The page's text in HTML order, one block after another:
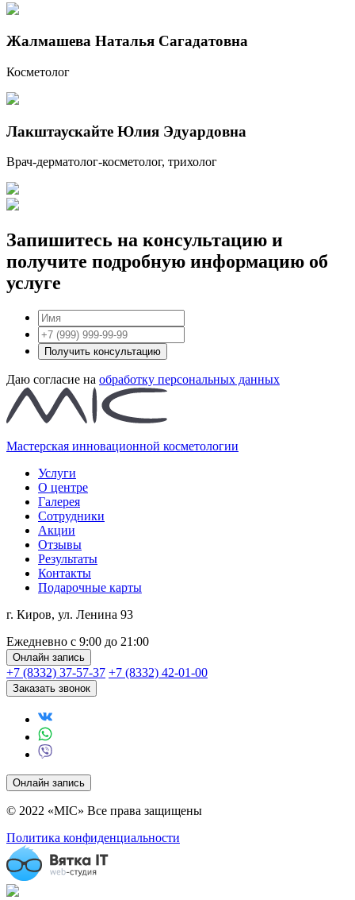
Жалмашева Наталья Сагадатовна
Косметолог
Лакштаускайте Юлия Эдуардовна
Врач-дерматолог-косметолог, трихолог
Запишитесь на консультацию и
получите подробную информацию об
услуге
Получить консультацию
Даю согласие на обработку персональных данных
Мастерская инновационной косметологии
Услуги
О центре
Галерея
Сотрудники
Акции
Отзывы
Результаты
Контакты
Подарочные карты
г. Киров, ул. Ленина 93
Ежедневно с 9:00 до 21:00
Онлайн запись
+7 (8332) 37-57-37 +7 (8332) 42-01-00
Заказать звонок
Онлайн запись
© 2022 «MIC» Все права защищены
Политика конфиденциальности